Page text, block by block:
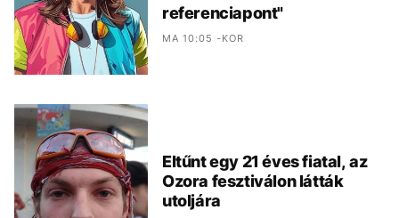
referenciapont"
MA 10:05 -KOR
Eltűnt egy 21 éves fiatal, az
Ozora fesztiválon látták
utoljára